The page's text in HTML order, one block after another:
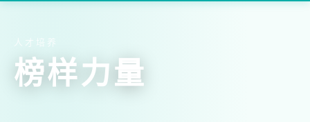
人才培养
榜样力量